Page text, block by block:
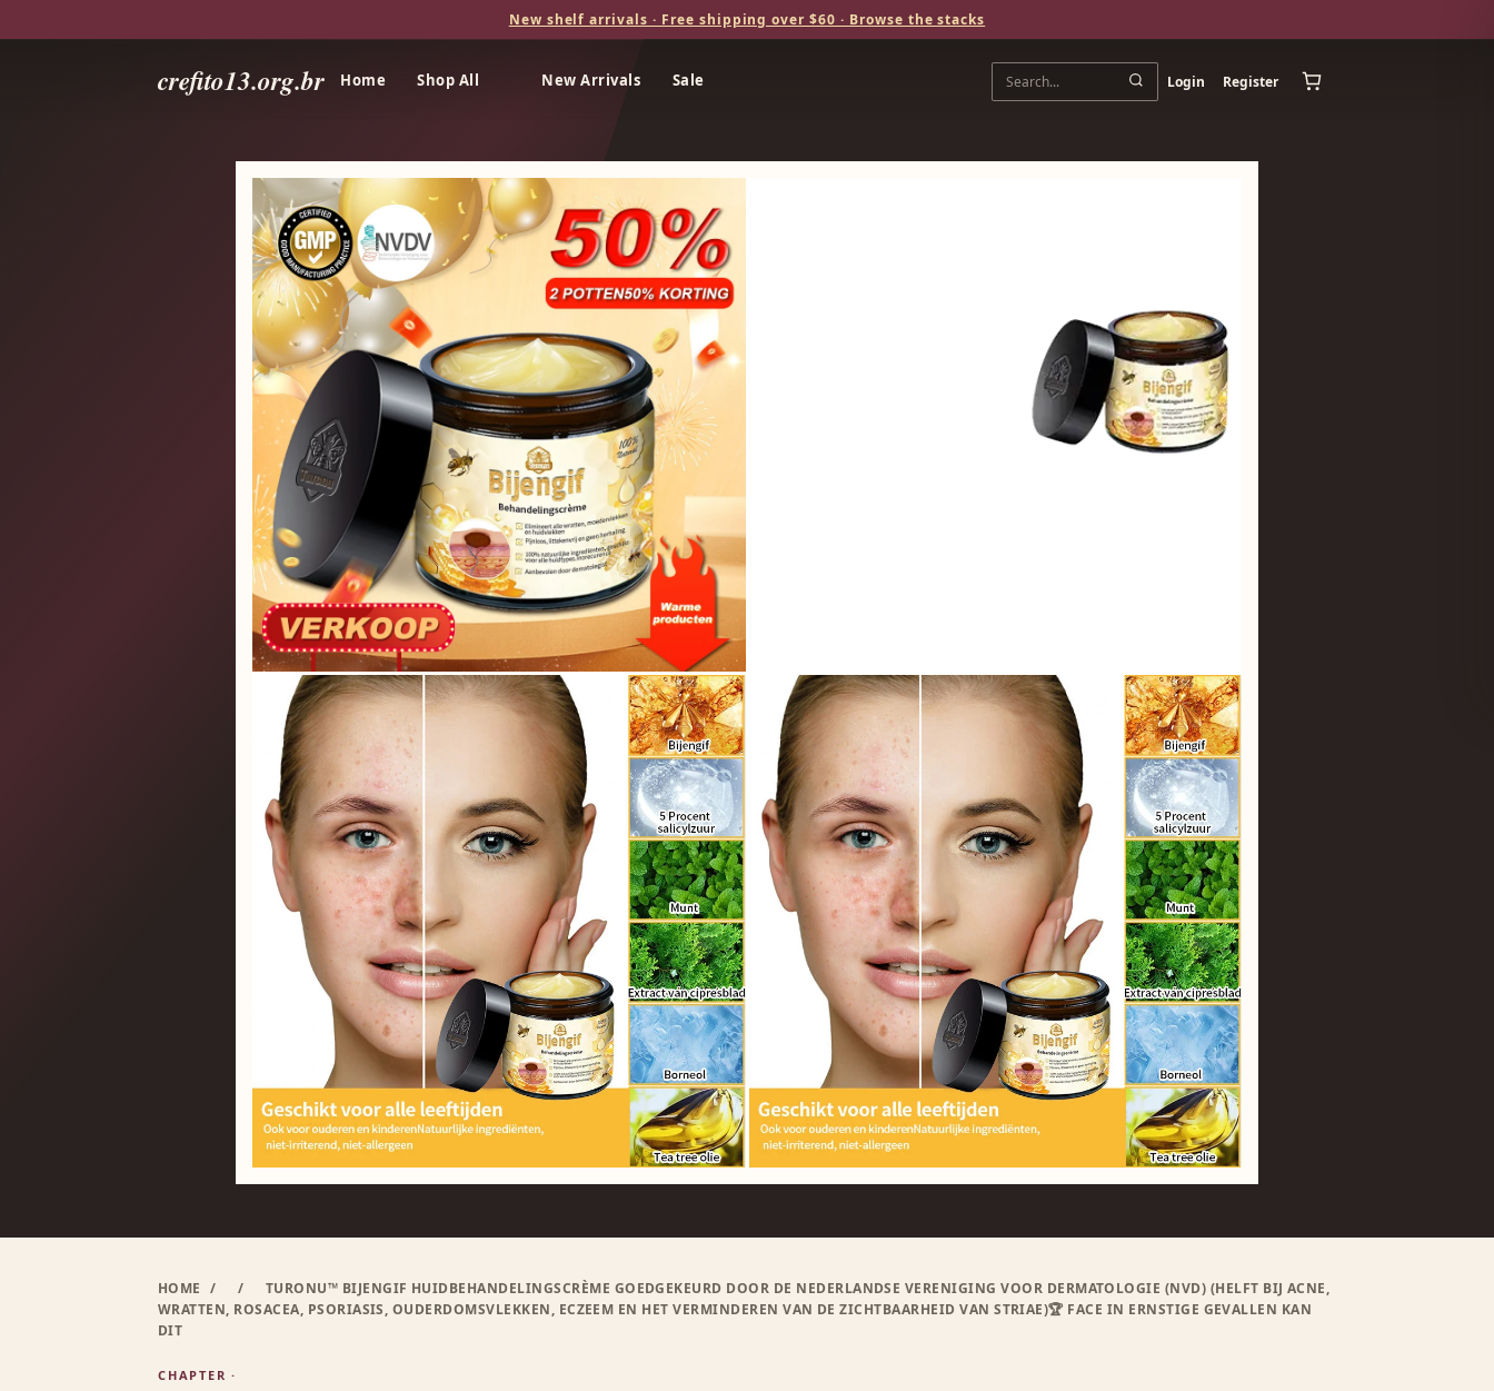
New shelf arrivals · Free shipping over $60 · Browse the stacks
crefito13.org.br Home Shop All New Arrivals Sale Login Register
HOME / /
TURONU™ BIJENGIF HUIDBEHANDELINGSCRÈME GOEDGEKEURD DOOR DE NEDERLANDSE VERENIGING VOOR DERMATOLOGIE (NVD) (HELFT BIJ ACNE,
WRATTEN, ROSACEA, PSORIASIS, OUDERDOMSVLEKKEN, ECZEEM EN HET VERMINDEREN VAN DE ZICHTBAARHEID VAN STRIAE)🏆 FACE IN ERNSTIGE GEVALLEN KAN
DIT
CHAPTER ·